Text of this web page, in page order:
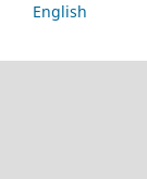
English